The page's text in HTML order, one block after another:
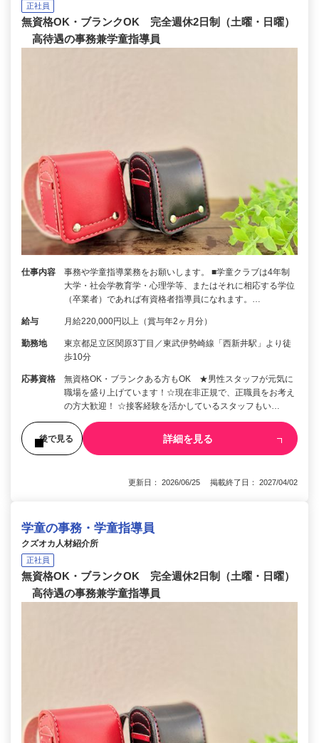
正社員
無資格OK・ブランクOK 完全週休2日制（土曜・日曜）
高待遇の事務兼学童指導員
仕事内容
事務や学童指導業務をお願いします。 ■学童クラブは4年制
大学・社会学教育学・心理学等、またはそれに相応する学位
（卒業者）であれば有資格者指導員になれます。…
給与 月給220,000円以上（賞与年2ヶ月分）
勤務地
東京都足立区関原3丁目／東武伊勢崎線「西新井駅」より徒
歩10分
応募資格
無資格OK・ブランクある方もOK ★男性スタッフが元気に
職場を盛り上げています！☆現在非正規で、正職員をお考え
の方大歓迎！ ☆接客経験を活かしているスタッフもい…
後で見る 詳細を見る
更新日： 2026/06/25 掲載終了日： 2027/04/02
学童の事務・学童指導員
クズオカ人材紹介所
正社員
無資格OK・ブランクOK 完全週休2日制（土曜・日曜）
高待遇の事務兼学童指導員